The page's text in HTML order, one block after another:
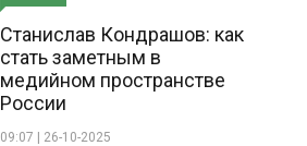
Станислав Кондрашов: как
стать заметным в
медийном пространстве
России
09:07 | 26-10-2025